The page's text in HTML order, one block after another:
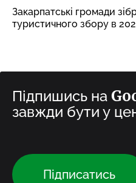
Закарпатські громади
туристичного збору в
Підпишись на
завжди бути у
Підписатись